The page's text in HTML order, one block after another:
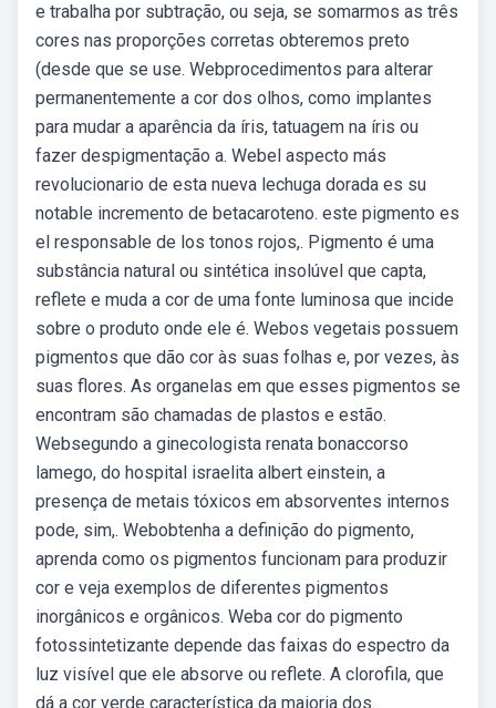
e trabalha por subtração, ou seja, se somarmos as três
cores nas proporções corretas obteremos preto
(desde que se use. Webprocedimentos para alterar
permanentemente a cor dos olhos, como implantes
para mudar a aparência da íris, tatuagem na íris ou
fazer despigmentação a. Webel aspecto más
revolucionario de esta nueva lechuga dorada es su
notable incremento de betacaroteno. este pigmento es
el responsable de los tonos rojos,. Pigmento é uma
substância natural ou sintética insolúvel que capta,
reflete e muda a cor de uma fonte luminosa que incide
sobre o produto onde ele é. Webos vegetais possuem
pigmentos que dão cor às suas folhas e, por vezes, às
suas flores. As organelas em que esses pigmentos se
encontram são chamadas de plastos e estão.
Websegundo a ginecologista renata bonaccorso
lamego, do hospital israelita albert einstein, a
presença de metais tóxicos em absorventes internos
pode, sim,. Webobtenha a definição do pigmento,
aprenda como os pigmentos funcionam para produzir
cor e veja exemplos de diferentes pigmentos
inorgânicos e orgânicos. Weba cor do pigmento
fotossintetizante depende das faixas do espectro da
luz visível que ele absorve ou reflete. A clorofila, que
dá a cor verde característica da maioria dos.